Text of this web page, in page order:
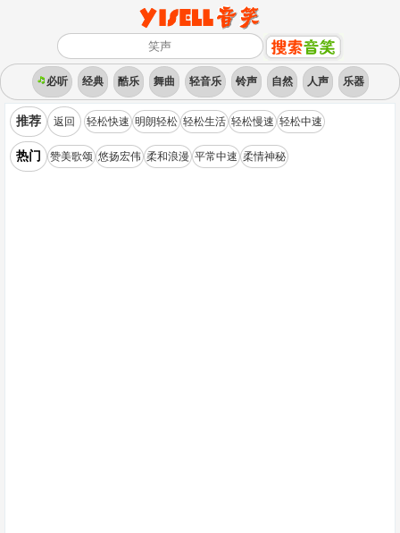
必听 经典 酷乐 舞曲 轻音乐 铃声 自然 人声 乐器
推荐 返回 轻松快速 明朗轻松 轻松生活 轻松慢速 轻松中速
热门 赞美歌颂 悠扬宏伟 柔和浪漫 平常中速 柔情神秘